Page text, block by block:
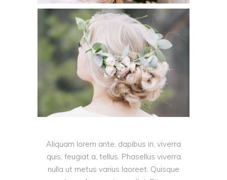
Aliquam lorem ante, dapibus in, viverra
quis, feugiat a, tellus. Phasellus viverra
nulla ut metus varius laoreet. Quisque